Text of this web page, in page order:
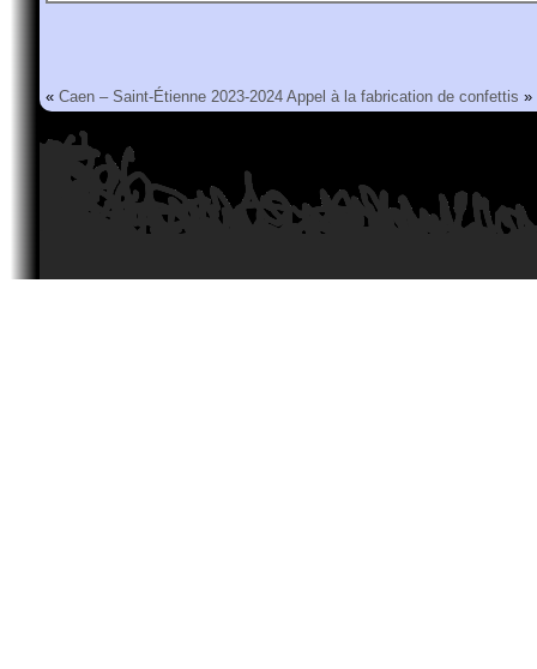
« Caen – Saint-Étienne 2023-2024 Appel à la fabrication de confettis »